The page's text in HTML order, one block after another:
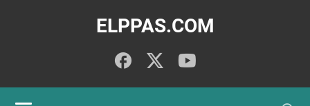
ELPPAS.COM